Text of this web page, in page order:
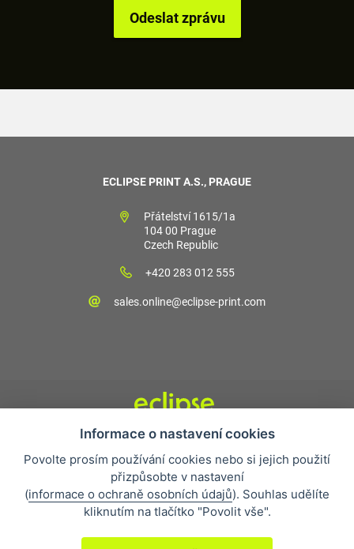
ECLIPSE PRINT A.S., PRAGUE
Přátelství 1615/1a
104 00 Prague
Czech Republic
+420 283 012 555
sales.online@eclipse-print.com
Obchodní podmínky
Nejčastější otázky
Ochrana osobních údajů
O společnosti
Whistleblowing
Informace o nastavení cookies
Povolte prosím používání cookies nebo si jejich použití
přizpůsobte v nastavení
(informace o ochraně osobních údajů). Souhlas udělíte
kliknutím na tlačítko "Povolit vše".